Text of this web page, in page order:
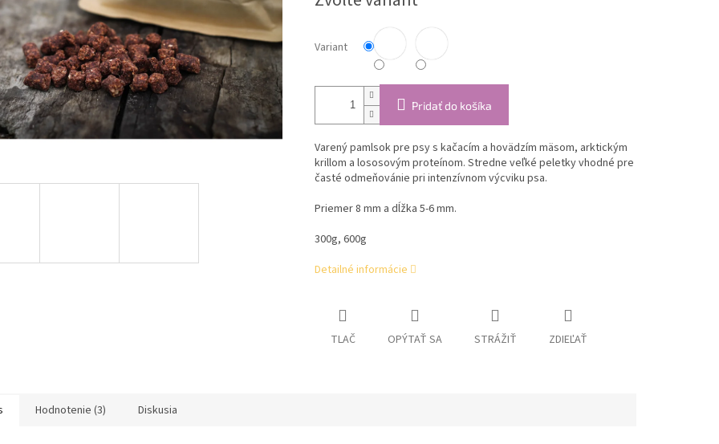
Variant
Pridať do košíka
Varený pamlsok pre psy s kačacím a hovädzím mäsom, arktickým
krillom a lososovým proteínom. Stredne veľké peletky vhodné pre
časté odmeňovánie pri intenzívnom výcviku psa.
Priemer 8 mm a dĺžka 5-6 mm.
300g, 600g
Detailné informácie
TLAČ OPÝTAŤ SA STRÁŽIŤ ZDIEĽAŤ
Hodnotenie (3) Diskusia